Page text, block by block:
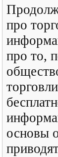
про
про то,
основы